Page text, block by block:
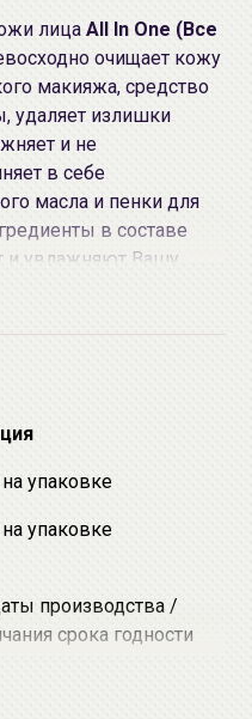
лица All In One (Все
очищает кожу
макияжа, средство
удаляет излишки
и не
в себе
масла и пенки для
в составе
и увлажняют Вашу
лица.
для удаления
упаковке
упаковке
производства /
срока годности